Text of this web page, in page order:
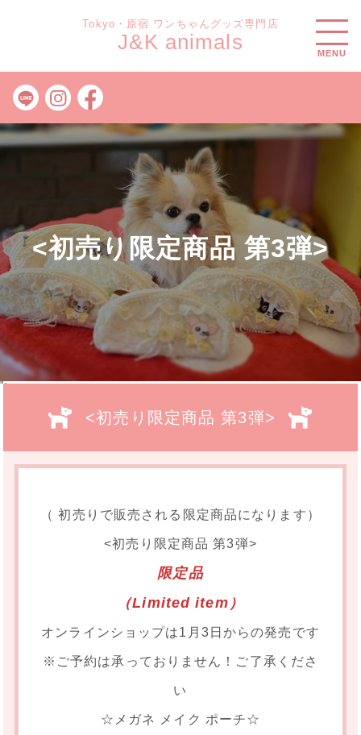
Tokyo・原宿 ワンちゃんグッズ専門店
J&K animals MENU
">
<初売り限定商品 第3弾>
<初売り限定商品 第3弾>
（ 初売りで販売される限定商品になります）
<初売り限定商品 第3弾>
限定品
（Limited item）
オンラインショップは1月3日からの発売です
※ご予約は承っておりません！ご了承くださ
い
☆メガネ メイク ポーチ☆